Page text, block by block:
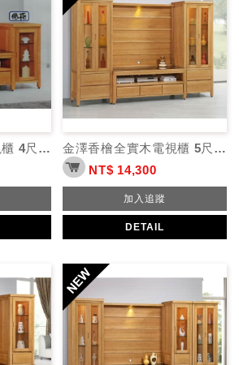
金澤香檜全實木電視櫃 4尺高櫃低櫃
金澤香檜全實木電視櫃 5尺展示櫃背板
NT$ 14,300
加入追蹤
DETAIL